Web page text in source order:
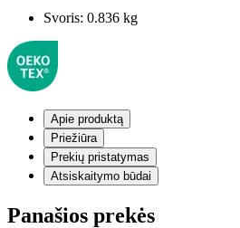
Svoris: 0.836 kg
Apie produktą
Priežiūra
Prekių pristatymas
Atsiskaitymo būdai
Panašios prekės